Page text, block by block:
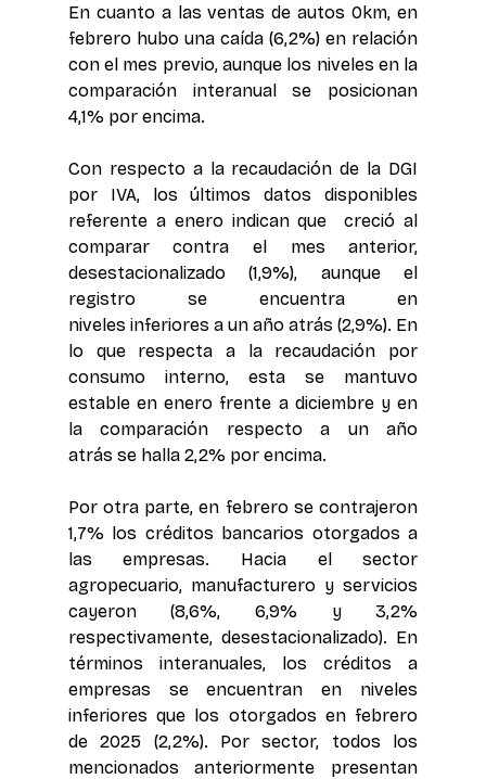
En cuanto a las ventas de autos 0km, en
febrero hubo una caída (6,2%) en relación
con el mes previo, aunque los niveles en la
comparación interanual se posicionan
4,1% por encima.
Con respecto a la recaudación de la DGI
por IVA, los últimos datos disponibles
referente a enero indican que  creció al
comparar contra el mes anterior,
desestacionalizado (1,9%), aunque el
registro se encuentra en
niveles inferiores a un año atrás (2,9%). En
lo que respecta a la recaudación por
consumo interno, esta se mantuvo
estable en enero frente a diciembre y en
la comparación respecto a un año
atrás se halla 2,2% por encima.
Por otra parte, en febrero se contrajeron
1,7% los créditos bancarios otorgados a
las empresas. Hacia el sector
agropecuario, manufacturero y servicios
cayeron (8,6%, 6,9% y 3,2%
respectivamente, desestacionalizado). En
términos interanuales, los créditos a
empresas se encuentran en niveles
inferiores que los otorgados en febrero
de 2025 (2,2%). Por sector, todos los
mencionados anteriormente presentan